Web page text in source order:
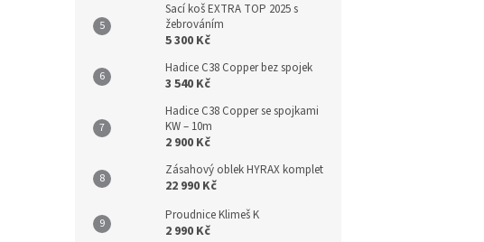
Sací koš EXTRA TOP 2025 s
žebrováním
5 300 Kč
Hadice C38 Copper bez spojek
3 540 Kč
Hadice C38 Copper se spojkami
KW – 10m
2 900 Kč
Zásahový oblek HYRAX komplet
22 990 Kč
Proudnice Klimeš K
2 990 Kč